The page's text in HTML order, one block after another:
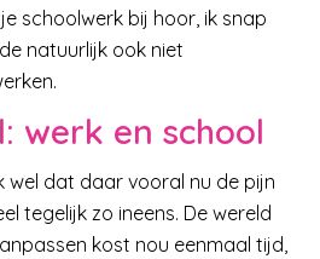
schoolwerk bij hoor, ik snap
natuurlijk ook niet
werk en school
wel dat daar vooral nu de pijn
tegelijk zo ineens. De wereld
kost nou eenmaal tijd,